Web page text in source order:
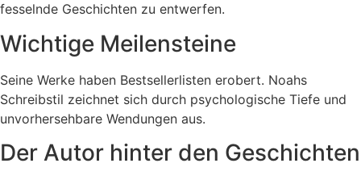
fesselnde Geschichten zu entwerfen.
Wichtige Meilensteine
Seine Werke haben Bestsellerlisten erobert. Noahs
Schreibstil zeichnet sich durch psychologische Tiefe und
unvorhersehbare Wendungen aus.
Der Autor hinter den Geschichten